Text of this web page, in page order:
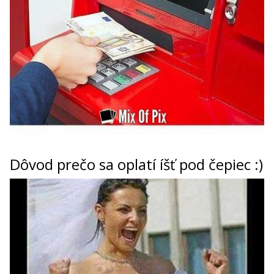
Dôvod prečo sa oplatí íšť pod čepiec :)